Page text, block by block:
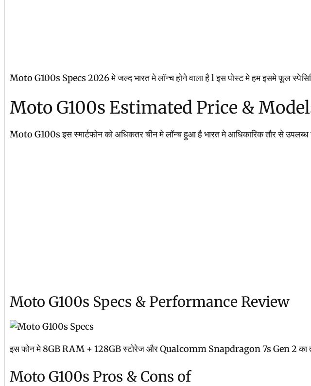
Moto G100s Specs 2026 मे जल्द भारत मे लॉन्च होने वाला है l इस पोस्ट मे हम इसमे फूल
Moto G100s Estimated Price &
Moto G100s इस स्मार्टफोन को अधिकतर चीन मे लॉन्च हुआ है भारत मे आधिकारिक तौर से
Moto G100s Specs & Performance Review
इस फोन मे 8GB RAM + 128GB स्टोरेज और Qualcomm Snapdragon 7s Gen 2 का
Moto G100s Pros & Cons of